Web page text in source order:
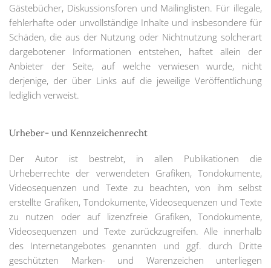
Gästebücher, Diskussionsforen und Mailinglisten. Für illegale,
fehlerhafte oder unvollständige Inhalte und insbesondere für
Schäden, die aus der Nutzung oder Nichtnutzung solcherart
dargebotener Informationen entstehen, haftet allein der
Anbieter der Seite, auf welche verwiesen wurde, nicht
derjenige, der über Links auf die jeweilige Veröffentlichung
lediglich verweist.
Urheber- und Kennzeichenrecht
Der Autor ist bestrebt, in allen Publikationen die
Urheberrechte der verwendeten Grafiken, Tondokumente,
Videosequenzen und Texte zu beachten, von ihm selbst
erstellte Grafiken, Tondokumente, Videosequenzen und Texte
zu nutzen oder auf lizenzfreie Grafiken, Tondokumente,
Videosequenzen und Texte zurückzugreifen. Alle innerhalb
des Internetangebotes genannten und ggf. durch Dritte
geschützten Marken- und Warenzeichen unterliegen